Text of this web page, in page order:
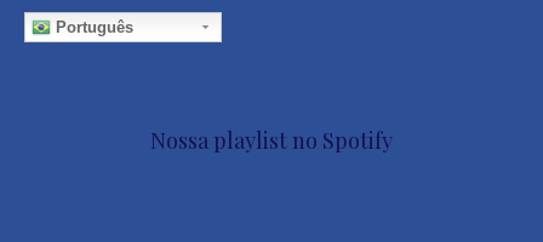
Português
Nossa playlist no Spotify